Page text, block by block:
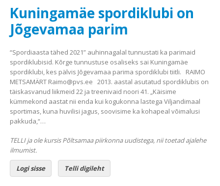
Kuningamäe spordiklubi on
Jõgevamaa parim
“Spordiaasta tähed 2021” auhinnagalal tunnustati ka parimaid
spordiklubisid. Kõrge tunnustuse osaliseks sai Kuningamäe
spordiklubi, kes pälvis Jõgevamaa parima spordiklubi tiitli. RAIMO
METSAMÄRT Raimo@pvs.ee 2013. aastal asutatud spordiklubis on
täiskasvanud liikmeid 22 ja treenivaid noori 41. „Käisime
kümmekond aastat nii enda kui kogukonna lastega Viljandimaal
sportimas, kuna huvilisi jagus, soovisime ka kohapeal võimalusi
pakkuda,“…
TELLI ja ole kursis Põltsamaa piirkonna uudistega, nii toetad ajalehe
ilmumist.
Logi sisse Telli digileht